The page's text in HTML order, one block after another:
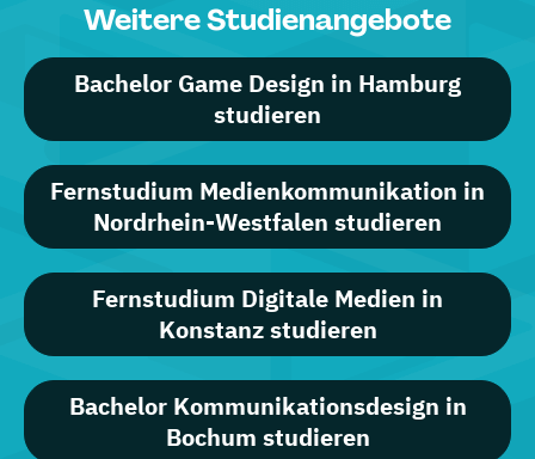
Weitere Studienangebote
Bachelor Game Design in Hamburg
studieren
Fernstudium Medienkommunikation in
Nordrhein-Westfalen studieren
Fernstudium Digitale Medien in
Konstanz studieren
Bachelor Kommunikationsdesign in
Bochum studieren